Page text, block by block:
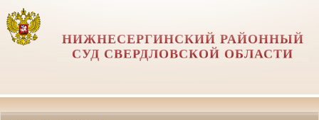
НИЖНЕСЕРГИНСКИЙ РАЙОННЫЙ
СУД СВЕРДЛОВСКОЙ ОБЛАСТИ